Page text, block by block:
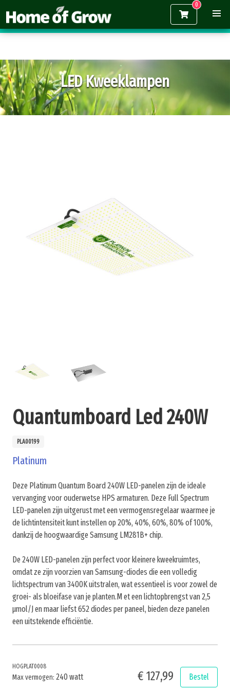
Gratis verzending vanaf €150,-
LED Kweeklampen
Quantumboard Led 240W
PLA00199
Platinum
Deze Platinum Quantum Board 240W LED-panelen zijn de ideale
vervanging voor ouderwetse HPS armaturen. Deze Full Spectrum
LED-panelen zijn uitgerust met een vermogensregelaar waarmee je
de lichtintensiteit kunt instellen op 20%, 40%, 60%, 80% of 100%,
dankzij de hoogwaardige Samsung LM281B+ chip.
De 240W LED-panelen zijn perfect voor kleinere kweekruimtes,
omdat ze zijn voorzien van Samsung-diodes die een volledig
lichtspectrum van 3400K uitstralen, wat essentieel is voor zowel de
groei- als bloeifase van je planten.M et een lichtopbrengst van 2,5
μmol/J en maar liefst 652 diodes per paneel, bieden deze panelen
een uitstekende efficiëntie.
HOGPLAT0008
Max vermogen: 240 watt € 127,99 Bestel